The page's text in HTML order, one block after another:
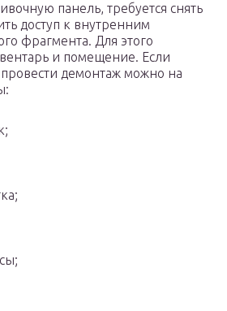
панель, требуется снять
доступ к внутренним
фрагмента. Для этого
и помещение. Если
демонтаж можно на